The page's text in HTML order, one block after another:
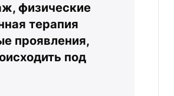
физические
терапия
проявления,
под